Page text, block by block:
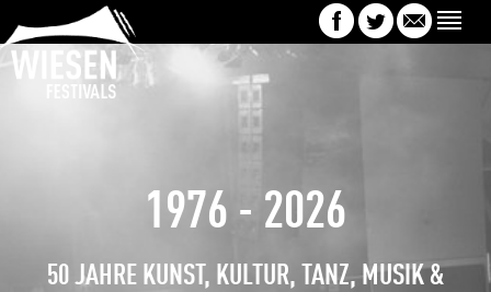
1976 - 2026
50 JAHRE KUNST, KULTUR, TANZ, MUSIK &